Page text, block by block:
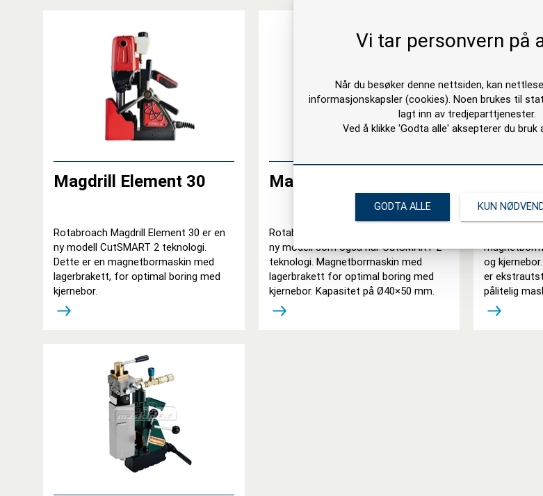
Magdrill Element 30
Rotabroach Magdrill Element 30 er en
ny modell CutSMART 2 teknologi.
Dette er en magnetbormaskin med
lagerbrakett, for optimal boring med
kjernebor.
Magdrill Element 40
Rotabroach Magdrill Element 40 er en
ny modell som også har CutSMART 2
teknologi. Magnetbormaskin med
lagerbrakett for optimal boring med
kjernebor. Kapasitet på Ø40×50 mm.
og
er
pålitelig
Vi tar personvern på
Når du besøker denne nettsiden, kan
informasjonskapsler (cookies). Noen brukes til
lagt inn av tredjeparttjenester.
Ved å klikke 'Godta alle' aksepterer du bruk
GODTA ALLE KUN